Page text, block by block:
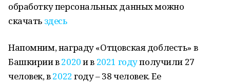
обработку персональных данных можно
скачать здесь
Напомним, награду «Отцовская доблесть» в
Башкирии в2020и в 2021 годуполучили 27
человек, в2022 году – 38 человек. Ее